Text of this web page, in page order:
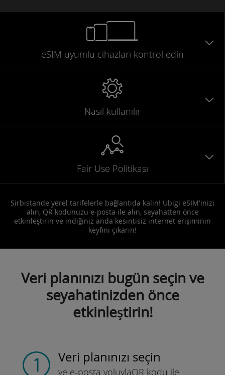
eSIM uyumlu cihazları kontrol edin
Nasıl kullanılır
Fair Use Politikası
Sirbistande yerel tarifelerle bağlantıda kalın! Ubigi eSIM'inizi
alın, QR kodunuzu e-posta ile alın, seyahatten önce
etkinleştirin ve indiğiniz anda kesintisiz internet erişiminin
keyfini çıkarın!
Veri planınızı bugün seçin ve
seyahatinizden önce
etkinleştirin!
Veri planınızı seçin
ve e-posta yoluylaQR kodu ile